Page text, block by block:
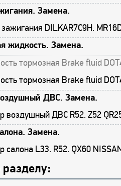
Замена.
DILKAR7C9H.
жидкость. Замена.
тормозная Brake fluid
тормозная Brake fluid
ДВС. Замена.
воздушный ДВС R52. Z52
Замена.
салона L33. R52. QX60
разделу: